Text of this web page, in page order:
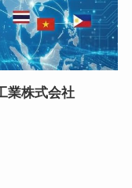
業株式会社